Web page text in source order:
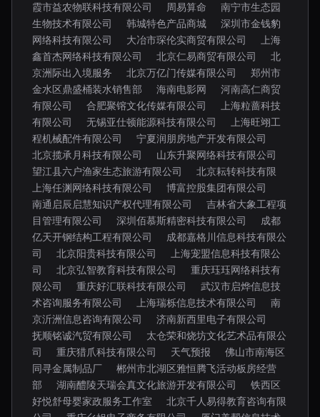
霞市益农物联科技有限公司
周易算命
南宁市生态园
生物技术有限公司
韩城特色产品商城
深圳市金钱豹
网络科技有限公司
大冶市琛伦实商贸有限公司
上海
鑫首杰网络科技有限公司
北京仁易商贸有限公司
北
京洲际出入境服务
北京万亿门传媒有限公司
郑州市
金水区鼎盛桶装水销售部
海南电影网
河南高仁商贸
有限公司
合肥聚镕文化传媒有限公司
上海粒蔷科技
有限公司
无锡亚仕顿能源科技有限公司
上海旺翊工
程机械配件有限公司
宁夏润朋房地产开发有限公司
北京揽承月科技有限公司
山东升聚网络科技有限公司
望江县六户渔家生态旅游有限公司
北京耘转科技有限
上海任渊网络科技有限公司
博富控股集团有限公司
南通启辰启慧知识产权代理有限公司
吉林省大象工程项
目管理有限公司
深圳佰慕斯精密科技有限公司
成都
亿天开钢结构工程有限公司
成都嘉格川信息科技有限公
司
北京阳贵科技有限公司
上海宠盟信息科技有限公
司
北京弘智教育科技有限公司
重庆珏珏网络科技有
限公司
重庆好汇联科技有限公司
武汉市启烨信息技
术咨询服务有限公司
上海瑞栎信息技术有限公司
南
京沂洲信息咨询有限公司
济南新西里电子有限公司
抚顺铭诚汽贸有限公司
太仓荣和烧坊文化艺术品有限公
司
重庆猎爪科技有限公司 天气预报
佛山市南海区
同寻金属制品厂
郴州市北湖区雅恒腾飞活动板房经营
部
湖南醴陵天瑞会真文化旅游开发有限公司
铁西区
好悦舒母婴家政服务工作室
北京千人易得教育咨询有限